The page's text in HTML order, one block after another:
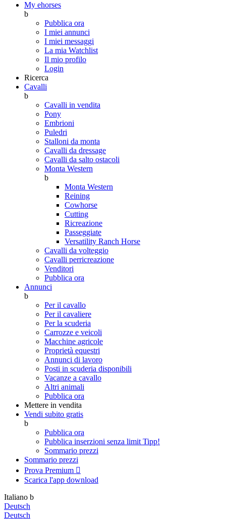
My ehorses
b
Pubblica ora
I miei annunci
I miei messaggi
La mia Watchlist
Il mio profilo
Login
Ricerca
Cavalli
b
Cavalli in vendita
Pony
Embrioni
Puledri
Stalloni da monta
Cavalli da dressage
Cavalli da salto ostacoli
Monta Western
b
Monta Western
Reining
Cowhorse
Cutting
Ricreazione
Passeggiate
Versatility Ranch Horse
Cavalli da volteggio
Cavalli perricreazione
Venditori
Pubblica ora
Annunci
b
Per il cavallo
Per il cavaliere
Per la scuderia
Carrozze e veicoli
Macchine agricole
Proprietà equestri
Annunci di lavoro
Posti in scuderia disponibili
Vacanze a cavallo
Altri animali
Pubblica ora
Mettere in vendita
Vendi subito gratis
b
Pubblica ora
Pubblica inserzioni senza limit Tipp!
Sommario prezzi
Sommario prezzi
Prova Premium 
Scarica l'app download
Italiano b
Deutsch
Deutsch